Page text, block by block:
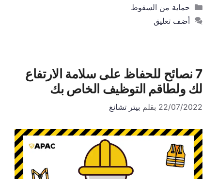
التصنيفات
حماية من السقوط
أضف تعليق
7 نصائح للحفاظ على سلامة الارتفاع
لك ولطاقم التوظيف الخاص بك
22/07/2022 بقلم بيتر تشانغ